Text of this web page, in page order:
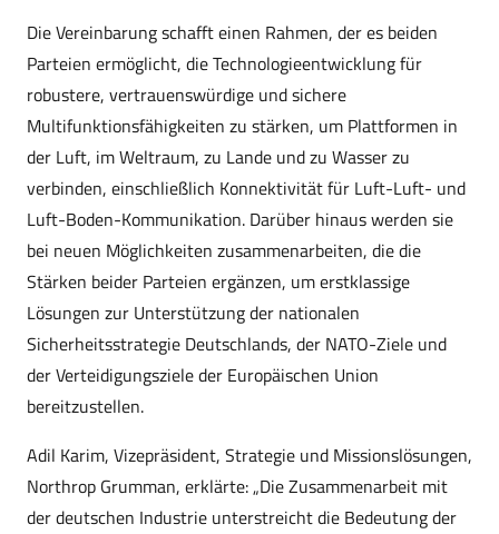
Die Vereinbarung schafft einen Rahmen, der es beiden
Parteien ermöglicht, die Technologieentwicklung für
robustere, vertrauenswürdige und sichere
Multifunktionsfähigkeiten zu stärken, um Plattformen in
der Luft, im Weltraum, zu Lande und zu Wasser zu
verbinden, einschließlich Konnektivität für Luft-Luft- und
Luft-Boden-Kommunikation. Darüber hinaus werden sie
bei neuen Möglichkeiten zusammenarbeiten, die die
Stärken beider Parteien ergänzen, um erstklassige
Lösungen zur Unterstützung der nationalen
Sicherheitsstrategie Deutschlands, der NATO-Ziele und
der Verteidigungsziele der Europäischen Union
bereitzustellen.
Adil Karim, Vizepräsident, Strategie und Missionslösungen,
Northrop Grumman, erklärte: „Die Zusammenarbeit mit
der deutschen Industrie unterstreicht die Bedeutung der